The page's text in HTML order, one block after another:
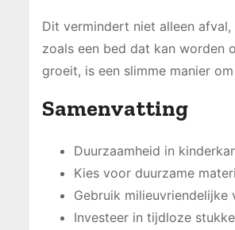
Dit vermindert niet alleen
zoals een bed dat kan worden
groeit, is een slimme manier
Samenvatting
Duurzaamheid in
Kies voor duurzame
Gebruik
Investeer in tijdloze